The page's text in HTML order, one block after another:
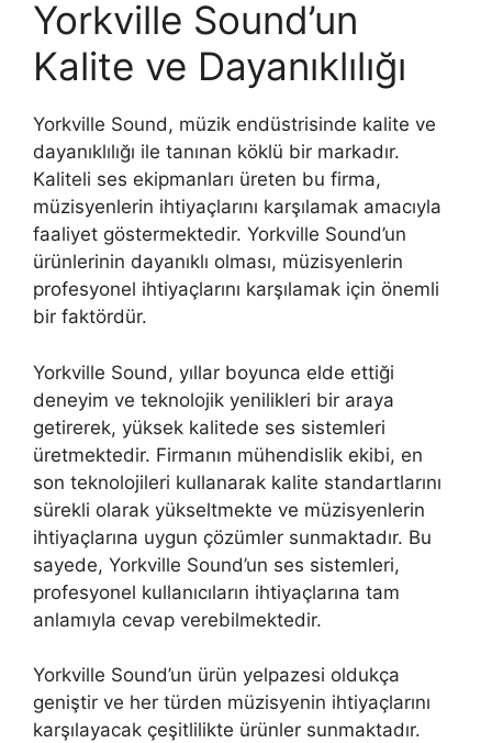
Yorkville Sound’un
Kalite ve Dayanıklılığı
Yorkville Sound, müzik endüstrisinde kalite ve
dayanıklılığı ile tanınan köklü bir markadır.
Kaliteli ses ekipmanları üreten bu firma,
müzisyenlerin ihtiyaçlarını karşılamak amacıyla
faaliyet göstermektedir. Yorkville Sound’un
ürünlerinin dayanıklı olması, müzisyenlerin
profesyonel ihtiyaçlarını karşılamak için önemli
bir faktördür.
Yorkville Sound, yıllar boyunca elde ettiği
deneyim ve teknolojik yenilikleri bir araya
getirerek, yüksek kalitede ses sistemleri
üretmektedir. Firmanın mühendislik ekibi, en
son teknolojileri kullanarak kalite standartlarını
sürekli olarak yükseltmekte ve müzisyenlerin
ihtiyaçlarına uygun çözümler sunmaktadır. Bu
sayede, Yorkville Sound’un ses sistemleri,
profesyonel kullanıcıların ihtiyaçlarına tam
anlamıyla cevap verebilmektedir.
Yorkville Sound’un ürün yelpazesi oldukça
geniştir ve her türden müzisyenin ihtiyaçlarını
karşılayacak çeşitlilikte ürünler sunmaktadır.